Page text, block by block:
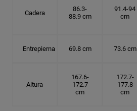
Cadera
86.3-
88.9 cm
91.4-94
cm
Entrepierna 69.8 cm 73.6 cm
Altura
167.6-
172.7
cm
172.7-
177.8
cm